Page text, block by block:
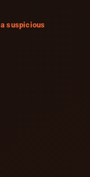
suspicious